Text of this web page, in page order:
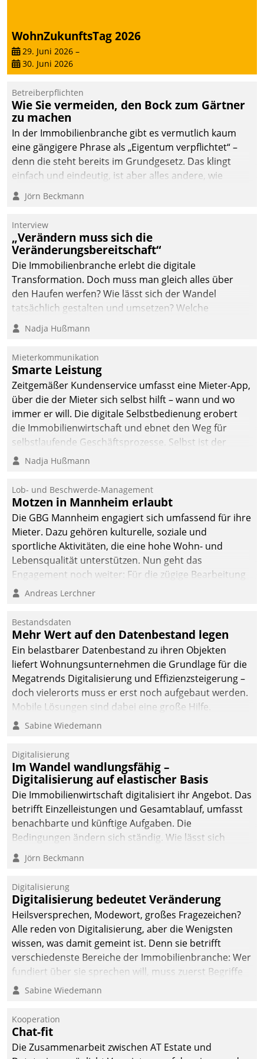
automatisiert ausgelöste,
zielgerichtete
Mieterbefragungen – eine
starke Grundlage für
intelligente,
datengestützte
Entscheidungen.
WohnZukunftsTag 2026
29. Juni 2026 –
30. Juni 2026
Betreiberpflichten
Wie Sie vermeiden, den Bock zum Gärtner
zu machen
In der Immobilienbranche gibt es vermutlich kaum
eine gängigere Phrase als „Eigentum verpflichtet“ –
denn die steht bereits im Grundgesetz. Das klingt
einfach und eindeutig, ist aber alles andere, wie
Branchenbeschäftigte wissen. Denn mit der
Verantwortung folgen Verpflichtungen.
Jörn Beckmann
Interview
„Verändern muss sich die
Veränderungsbereitschaft“
Die Immobilienbranche erlebt die digitale
Transformation. Doch muss man gleich alles über
den Haufen werfen? Wie lässt sich der Wandel
tatsächlich gestalten und umsetzen? Welche
Argumente zählen wirklich?
Nadja Hußmann
Mieterkommunikation
Smarte Leistung
Zeitgemäßer Kundenservice umfasst eine Mieter-App,
über die der Mieter sich selbst hilft – wann und wo
immer er will. Die digitale Selbstbedienung erobert
die Immobilienwirtschaft und ebnet den Weg für
selbstlaufende Geschäftsprozesse. Selbst ist der
Kunde und smart der Serviceanbieter.
Nadja Hußmann
Lob- und Beschwerde-Management
Motzen in Mannheim erlaubt
Die GBG Mannheim engagiert sich umfassend für ihre
Mieter. Dazu gehören kulturelle, soziale und
sportliche Aktivitäten, die eine hohe Wohn- und
Lebensqualität unterstützen. Nun geht das
Engagement noch weiter: Für die zügige Bearbeitung
von Beschwerden – oder Lob – richtet das
und Beschwerde-Management einen eigenen Kanal
ein.
Andreas Lerchner
Bestandsdaten
Mehr Wert auf den Datenbestand legen
Ein belastbarer Datenbestand zu ihren Objekten
liefert Wohnungsunternehmen die Grundlage für die
Megatrends Digitalisierung und Effizienzsteigerung –
doch vielerorts muss er erst noch aufgebaut werden.
Mobile Lösungen sind dabei eine große Hilfe.
Sabine Wiedemann
Digitalisierung
Im Wandel wandlungsfähig –
Digitalisierung auf elastischer Basis
Die Immobilienwirtschaft digitalisiert ihr Angebot. Das
betrifft Einzelleistungen und Gesamtablauf, umfasst
benachbarte und künftige Aufgaben. Die
Bedingungen ändern sich ständig. Wie lässt sich
technisch die Kontrolle wahren und zugleich Freiraum
fürs Wachsen öffnen?
Jörn Beckmann
Digitalisierung
Digitalisierung bedeutet Veränderung
Heilsversprechen, Modewort, großes Fragezeichen?
Alle reden von Digitalisierung, aber die Wenigsten
wissen, was damit gemeint ist. Denn sie betrifft
verschiedenste Bereiche der Immobilienbranche: Wer
fundiert über sie sprechen will, muss zuerst Begriffe
klären. Ein Aspekt ist die betriebliche Optimierung:
Einsparungen durch optimierte und automatisierte
Prozesse. Doch man darf nicht zu viel erwarten: Allein
mit der Einführung einer neuen Software ist es nicht
Sabine Wiedemann
Kooperation
Chat-fit
Die Zusammenarbeit zwischen AT Estate und